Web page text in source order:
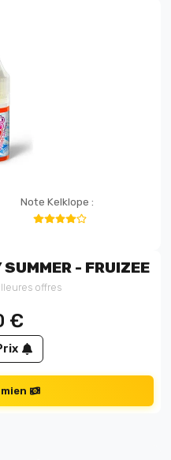
Note Kelklope :
- FRUIZEE
offres
€